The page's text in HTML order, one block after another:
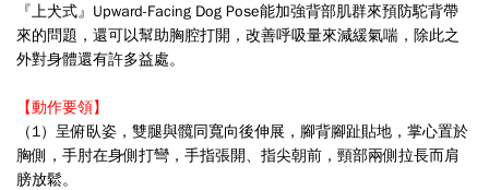
『上犬式』Upward-Facing Dog Pose能加強背部肌群來預防駝背帶
來的問題，還可以幫助胸腔打開，改善呼吸量來減緩氣喘，除此之
外對身體還有許多益處。
【動作要領】
（1）呈俯臥姿，雙腿與髖同寬向後伸展，腳背腳趾貼地，掌心置於
胸側，手肘在身側打彎，手指張開、指尖朝前，頸部兩側拉長而肩
膀放鬆。